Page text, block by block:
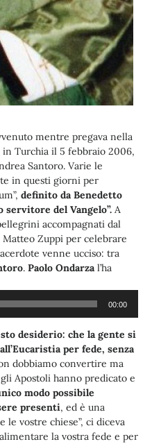
mentre pregava nella
in Turchia il 5 febbraio 2006,
Santoro. Varie le
in questi giorni per
definito da Benedetto
servitore del Vangelo”. A
accompagnati dal
Matteo Zuppi per celebrare
venne ucciso: tra
. Paolo Ondarzal’ha
00:00
desiderio: che la gente si
per fede, senza
dobbiamo convertire ma
Apostoli hanno predicato e
modo possibile
presenti, ed è una
le vostre chiese”, ci diceva
la vostra fede e per